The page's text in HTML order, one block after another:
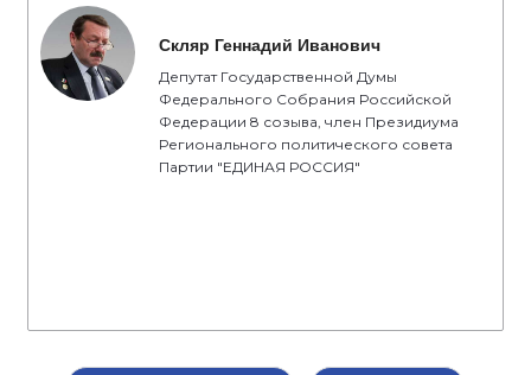
Скляр Геннадий Иванович
Депутат Государственной Думы
Федерального Собрания Российской
Федерации 8 созыва, член Президиума
Регионального политического совета
Партии "ЕДИНАЯ РОССИЯ"